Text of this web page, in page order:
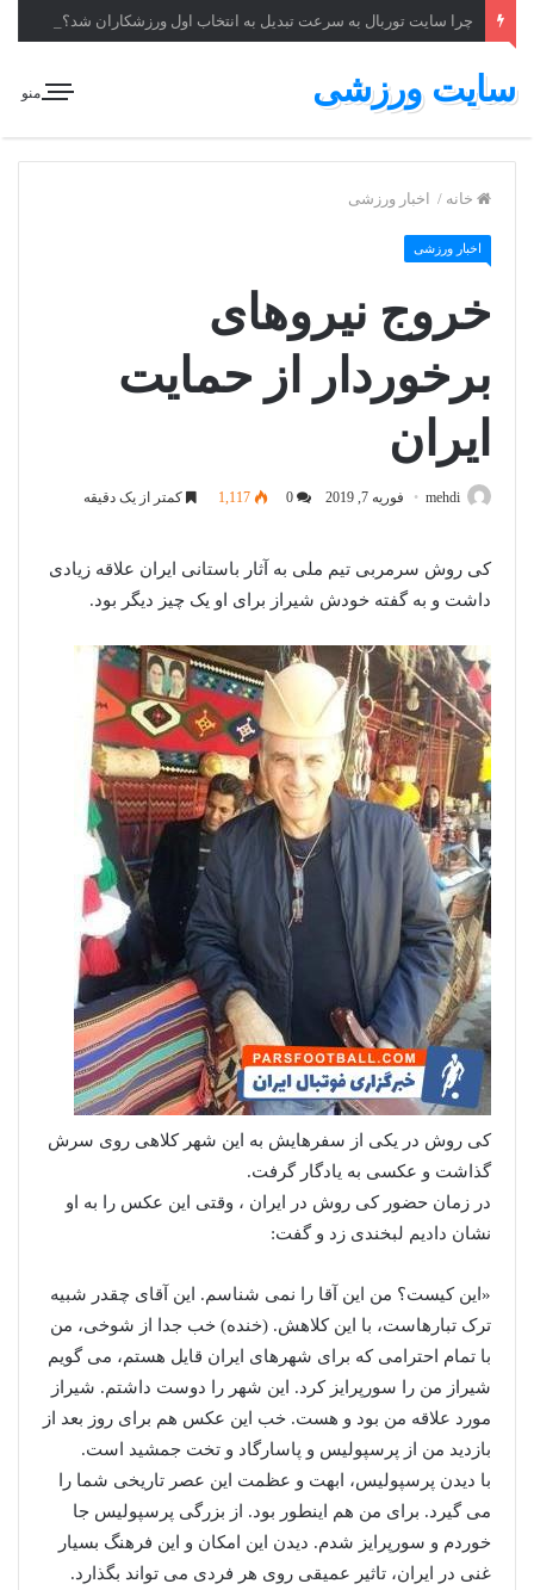
چرا سایت توربال به ‌سرعت تبدیل به انتخاب اول ورزشکاران شد؟
منو سایت ورزشی
خانه / اخبار ورزشی
اخبار ورزشی
خروج نیروهای
برخوردار از حمایت
ایران
mehdi فوریه 7, 2019 1,117 کمتر از یک دقیقه
کی روش سرمربی تیم ملی به آثار باستانی ایران علاقه زیادی
داشت و به گفته خودش شیراز برای او یک چیز دیگر بود.
کی روش در یکی از سفرهایش به این شهر کلاهی روی سرش
گذاشت و عکسی به یادگار گرفت.
در زمان حضور کی روش در ایران ، وقتی این عکس را به او
نشان دادیم لبخندی زد و گفت:
«این کیست؟ من این آقا را نمی شناسم. این آقای چقدر شبیه
ترک تبارهاست، با این کلاهش. (خنده) خب جدا از شوخی، من
با تمام احترامی که برای شهرهای ایران قایل هستم، می گویم
شیراز من را سورپرایز کرد. این شهر را دوست داشتم. شیراز
مورد علاقه من بود و هست. خب این عکس هم برای روز بعد از
بازدید من از پرسپولیس و پاسارگاد و تخت جمشید است.
با دیدن پرسپولیس، ابهت و عظمت این عصر تاریخی شما را
می گیرد. برای من هم اینطور بود. از بزرگی پرسپولیس جا
خوردم و سورپرایز شدم. دیدن این امکان و این فرهنگ بسیار
غنی در ایران، تاثیر عمیقی روی هر فردی می تواند بگذارد.